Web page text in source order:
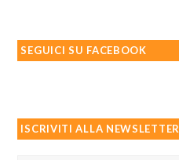
SEGUICI SU FACEBOOK
ISCRIVITI ALLA NEWSLETTER